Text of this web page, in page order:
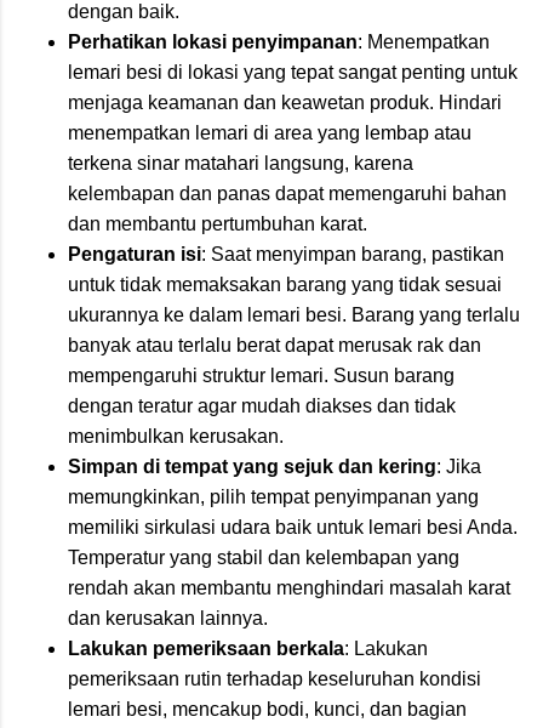
dengan baik.
Perhatikan lokasi penyimpanan: Menempatkan
lemari besi di lokasi yang tepat sangat penting untuk
menjaga keamanan dan keawetan produk. Hindari
menempatkan lemari di area yang lembap atau
terkena sinar matahari langsung, karena
kelembapan dan panas dapat memengaruhi bahan
dan membantu pertumbuhan karat.
Pengaturan isi: Saat menyimpan barang, pastikan
untuk tidak memaksakan barang yang tidak sesuai
ukurannya ke dalam lemari besi. Barang yang terlalu
banyak atau terlalu berat dapat merusak rak dan
mempengaruhi struktur lemari. Susun barang
dengan teratur agar mudah diakses dan tidak
menimbulkan kerusakan.
Simpan di tempat yang sejuk dan kering: Jika
memungkinkan, pilih tempat penyimpanan yang
memiliki sirkulasi udara baik untuk lemari besi Anda.
Temperatur yang stabil dan kelembapan yang
rendah akan membantu menghindari masalah karat
dan kerusakan lainnya.
Lakukan pemeriksaan berkala: Lakukan
pemeriksaan rutin terhadap keseluruhan kondisi
lemari besi, mencakup bodi, kunci, dan bagian